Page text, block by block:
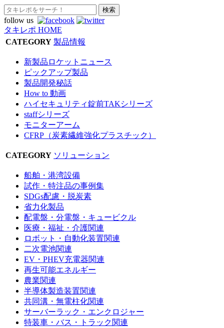
follow us
タキレポ HOME
CATEGORY 製品情報
新製品ロケットニュース
ピックアップ製品
製品開発秘話
How to 動画
ハイセキュリティ錠前TAKシリーズ
staffシリーズ
モニターアーム
CFRP（炭素繊維強化プラスチック）
CATEGORY ソリューション
船舶・港湾設備
試作・特注品の事例集
SDGs配慮・脱炭素
省力化製品
配電盤・分電盤・キュービクル
医療・福祉・介護関連
ロボット・自動化装置関連
二次電池関連
EV・PHEV充電器関連
再生可能エネルギー
農業関連
半導体製造装置関連
共同溝・無電柱化関連
サーバーラック・エンクロジャー
特装車・バス・トラック関連